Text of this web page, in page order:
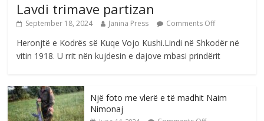
Lavdi trimave partizan
September 18, 2024 Janina Press Comments Off
Heronjtë e Kodrës së Kuqe Vojo Kushi.Lindi në Shkodër në
vitin 1918. U rrit nën kujdesin e dajove mbasi prindërit
Një foto me vlerë e të madhit Naim
Nimonaj